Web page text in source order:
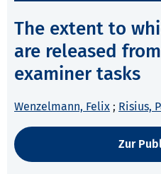
The extent to
are released
examiner tasks
Wenzelmann, Felix ; Risius,
Zur